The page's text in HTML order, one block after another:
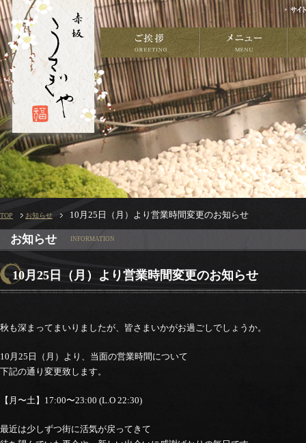
TOP お知らせ 10月25日（月）より営業時間変更のお知らせ
お知らせ INFORMATION
10月25日（月）より営業時間変更のお知らせ
秋も深まってまいりましたが、皆さまいかがお過ごしでしょうか。
10月25日（月）より、当面の営業時間について
下記の通り変更致します。
【月〜土】17:00〜23:00 (L.O 22:30)
最近は少しずつ街に活気が戻ってきて